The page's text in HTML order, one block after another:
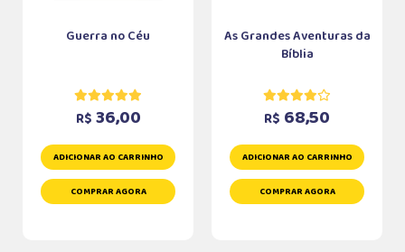
Guerra no Céu
R$ 36,00
ADICIONAR AO CARRINHO
COMPRAR AGORA
As Grandes Aventuras da
Bíblia
R$ 68,50
ADICIONAR AO CARRINHO
COMPRAR AGORA